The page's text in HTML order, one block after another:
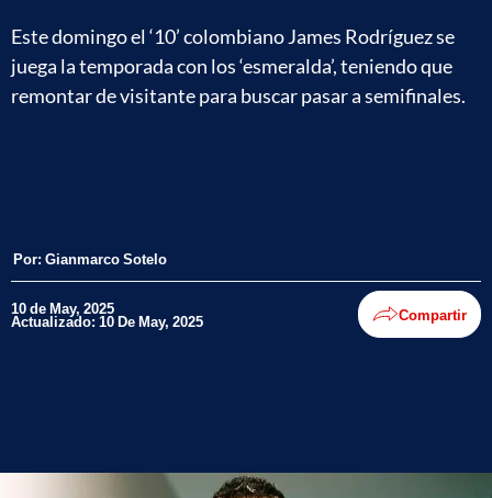
Este domingo el ‘10’ colombiano James Rodríguez se
juega la temporada con los ‘esmeralda’, teniendo que
remontar de visitante para buscar pasar a semifinales.
Por: Gianmarco Sotelo
10 de May, 2025
Actualizado: 10 De May, 2025 Compartir